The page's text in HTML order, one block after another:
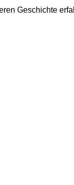
Geschichte